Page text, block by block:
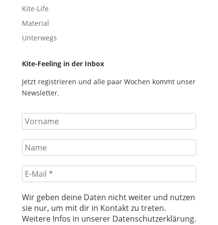
Kite-Life
Material
Unterwegs
Kite-Feeling in der Inbox
Jetzt registrieren und alle paar Wochen kommt unser
Newsletter.
Vorname
Name
E-
Mail
*
Wir geben deine Daten nicht weiter und nutzen
sie nur, um mit dir in Kontakt zu treten.
Weitere Infos in unserer Datenschutzerklärung.